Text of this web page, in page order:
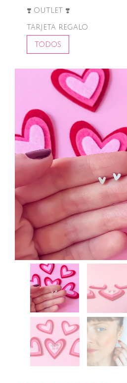
❣️ OUTLET ❣️
TARJETA REGALO
TODOS